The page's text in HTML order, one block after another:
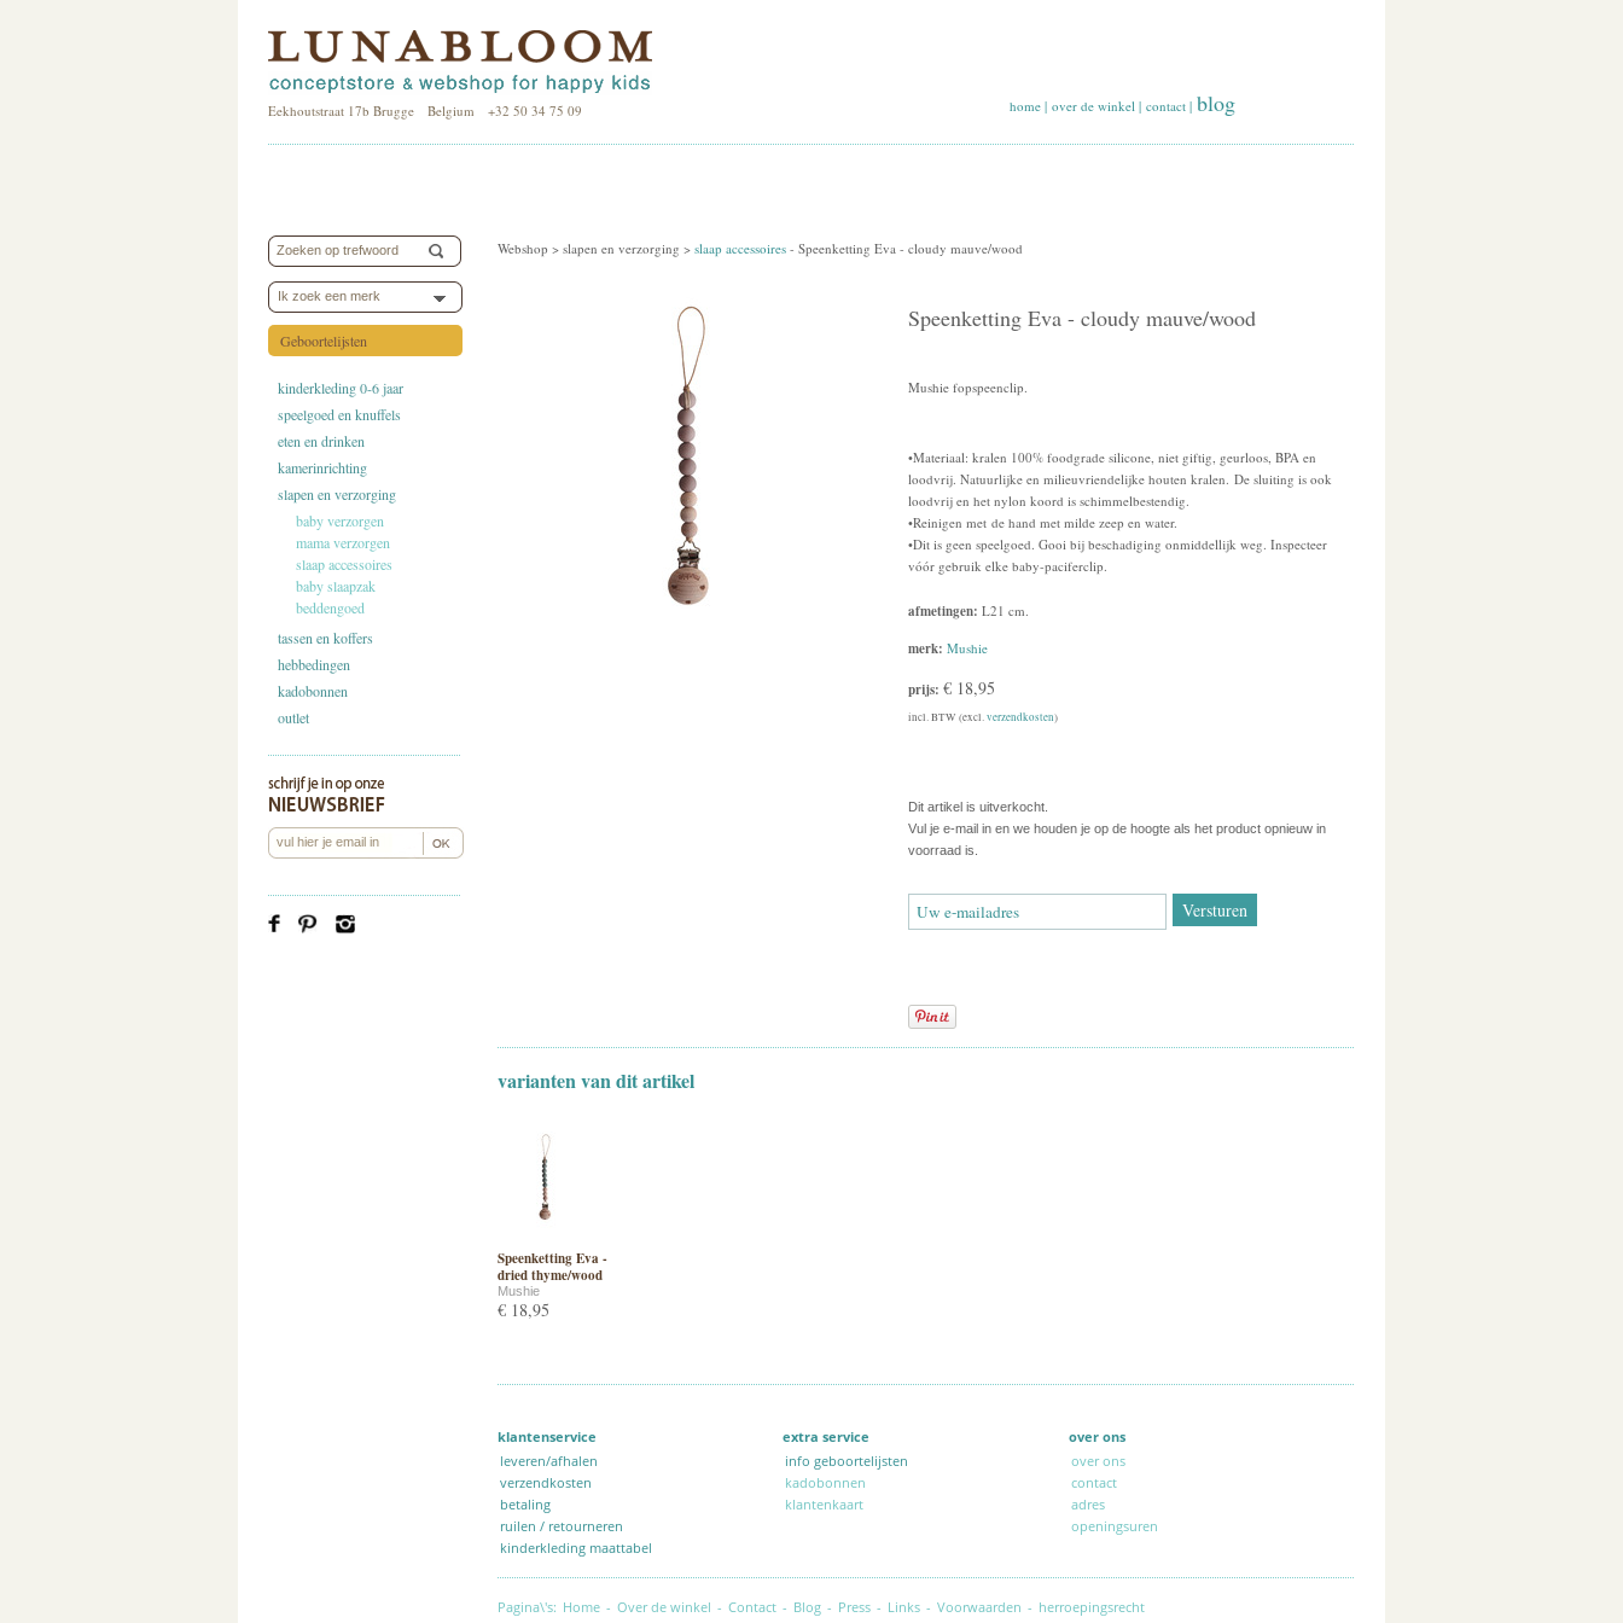
Eekhoutstraat 17b Brugge Belgium +32 50 34 75 09 home | over de winkel | contact | blog
Ik zoek een merk
Geboortelijsten
kinderkleding 0-6 jaar
speelgoed en knuffels
eten en drinken
kamerinrichting
slapen en verzorging
baby verzorgen
mama verzorgen
slaap accessoires
baby slaapzak
beddengoed
tassen en koffers
hebbedingen
kadobonnen
outlet
Webshop > slapen en verzorging > slaap accessoires - Speenketting Eva - cloudy mauve/wood
Speenketting Eva - cloudy mauve/wood
Mushie fopspeenclip.
•Materiaal: kralen 100% foodgrade silicone, niet giftig, geurloos, BPA en
loodvrij. Natuurlijke en milieuvriendelijke houten kralen. De sluiting is ook
loodvrij en het nylon koord is schimmelbestendig.
•Reinigen met de hand met milde zeep en water.
•Dit is geen speelgoed. Gooi bij beschadiging onmiddellijk weg. Inspecteer
vóór gebruik elke baby-paciferclip.
afmetingen: L21 cm.
merk: Mushie
prijs: € 18,95
incl. BTW (excl.verzendkosten)
Dit artikel is uitverkocht.
Vul je e-mail in en we houden je op de hoogte als het product opnieuw in
voorraad is.
varianten van dit artikel
Speenketting Eva -
dried thyme/wood
Mushie
€ 18,95
klantenservice extra service
over ons
leveren/afhalen
verzendkosten
betaling
ruilen / retourneren
kinderkleding maattabel
info geboortelijsten
kadobonnen
klantenkaart
over ons
contact
adres
openingsuren
Pagina\'s: Home - Over de winkel - Contact - Blog - Press - Links - Voorwaarden - herroepingsrecht